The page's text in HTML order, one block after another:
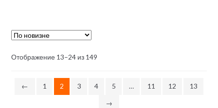
Отображение 13–24 из 149
← 1 2 3 4 5 … 11 12 13
→